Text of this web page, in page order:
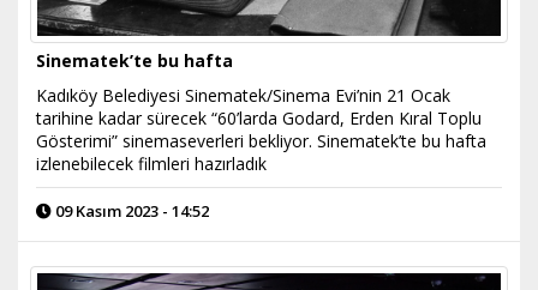
Sinematek’te bu hafta
Kadıköy Belediyesi Sinematek/Sinema Evi’nin 21 Ocak
tarihine kadar sürecek “60’larda Godard, Erden Kıral Toplu
Gösterimi” sinemaseverleri bekliyor. Sinematek’te bu hafta
izlenebilecek filmleri hazırladık
09 Kasım 2023 - 14:52